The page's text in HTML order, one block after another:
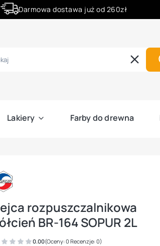
Darmowa dostawa już od 260zł
Lakiery Farby do drewna
rozpuszczalnikowa
BR-164 SOPUR 2L
0.00(Oceny: 0 Recenzje: 0)